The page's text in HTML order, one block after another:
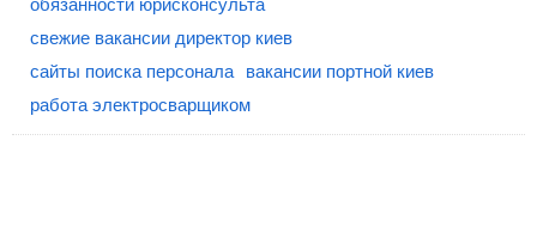
обязанности юрисконсульта
свежие вакансии директор киев
сайты поиска персонала
вакансии портной киев
работа электросварщиком